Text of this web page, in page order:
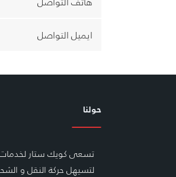
ايميل التواصل
حولنا
تسعى كويك ستار
لتسيهل حركة النقل و